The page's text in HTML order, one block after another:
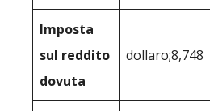
Imposta
sul reddito
dovuta
dollaro;8,748